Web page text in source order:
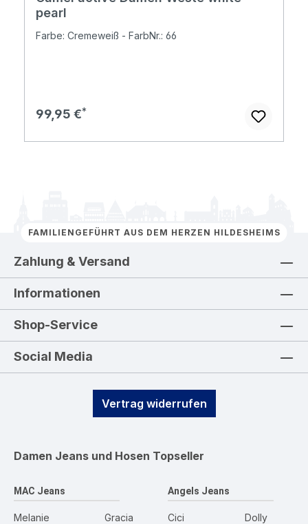
pearl
Farbe: Cremeweiß - FarbNr.: 66
Regulärer Preis:
99,95 €
FAMILIENGEFÜHRT AUS DEM HERZEN HILDESHEIMS
Zahlung & Versand
Informationen
Shop-Service
Social Media
Vertrag widerrufen
Damen Jeans und Hosen Topseller
MAC Jeans
Melanie
Gracia
Angels Jeans
Cici
Dolly